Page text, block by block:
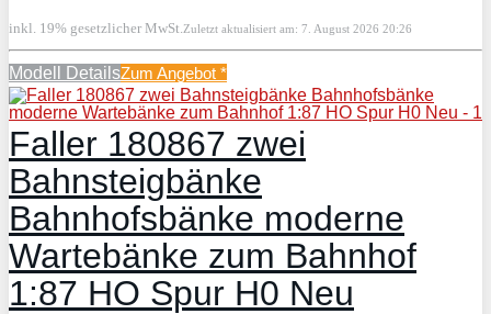
inkl. 19% gesetzlicher MwSt. Zuletzt aktualisiert am: 7. August 2026 20:26
Modell DetailsZum Angebot *
Faller 180867 zwei
Bahnsteigbänke
Bahnhofsbänke moderne
Wartebänke zum Bahnhof
1:87 HO Spur H0 Neu